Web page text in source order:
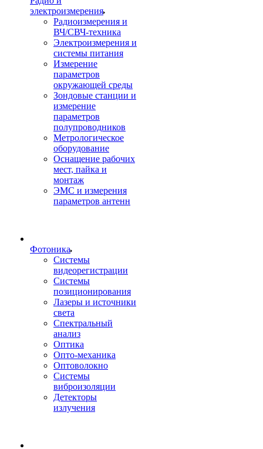
электроизмерения
Радиоизмерения и
ВЧ/СВЧ-техника
Электроизмерения и
системы питания
Измерение
параметров
окружающей среды
Зондовые станции и
измерение
параметров
полупроводников
Метрологическое
оборудование
Оснащение рабочих
мест, пайка и
монтаж
ЭМС и измерения
параметров антенн
Фотоника
Cистемы
видеорегистрации
Системы
позиционирования
Лазеры и источники
света
Спектральный
анализ
Оптика
Опто-механика
Оптоволокно
Системы
виброизоляции
Детекторы
излучения